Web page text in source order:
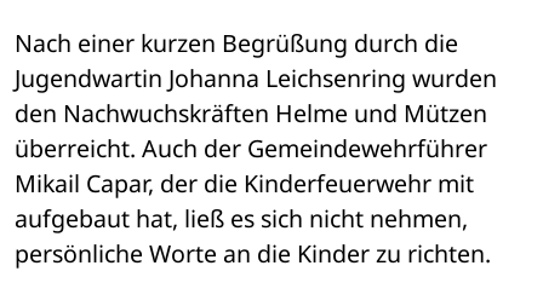
Nach einer kurzen Begrüßung durch die
Jugendwartin Johanna Leichsenring wurden
den Nachwuchskräften Helme und Mützen
überreicht. Auch der Gemeindewehrführer
Mikail Capar, der die Kinderfeuerwehr mit
aufgebaut hat, ließ es sich nicht nehmen,
persönliche Worte an die Kinder zu richten.